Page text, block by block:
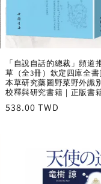
「自說自話的總裁」頻道
草（全3冊）欽定四庫全
本草研究藥圖野菜野外識
校釋與研究書籍｜正版書
Regular
538.00 TWD